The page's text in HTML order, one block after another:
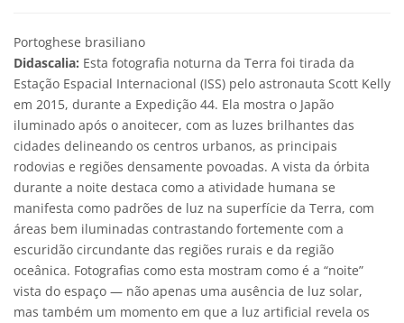
Portoghese brasiliano
Didascalia: Esta fotografia noturna da Terra foi tirada da
Estação Espacial Internacional (ISS) pelo astronauta Scott Kelly
em 2015, durante a Expedição 44. Ela mostra o Japão
iluminado após o anoitecer, com as luzes brilhantes das
cidades delineando os centros urbanos, as principais
rodovias e regiões densamente povoadas. A vista da órbita
durante a noite destaca como a atividade humana se
manifesta como padrões de luz na superfície da Terra, com
áreas bem iluminadas contrastando fortemente com a
escuridão circundante das regiões rurais e da região
oceânica. Fotografias como esta mostram como é a “noite”
vista do espaço — não apenas uma ausência de luz solar,
mas também um momento em que a luz artificial revela os